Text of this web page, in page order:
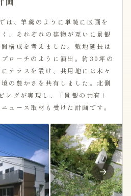
は、羊羹のように単純に区画を
、それぞれの建物が互いに景観
構成を考えました。敷地延長は
ローチのように演出。約30坪の
テラスを設け、共用地には木々
の豊かさを共有しました。北側
ングが実現し、「景観の共有」
ュース取材も受けた計画です。